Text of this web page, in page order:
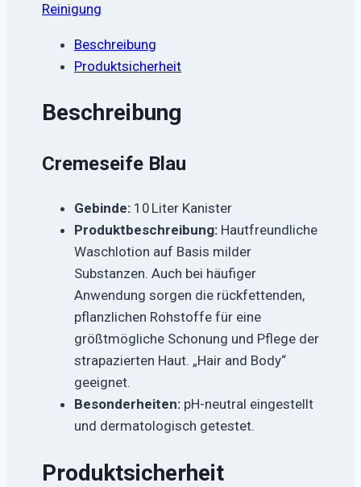
Reinigung
Beschreibung
Produktsicherheit
Beschreibung
Cremeseife Blau
Gebinde: 10 Liter Kanister
Produktbeschreibung: Hautfreundliche
Waschlotion auf Basis milder
Substanzen. Auch bei häufiger
Anwendung sorgen die rückfettenden,
pflanzlichen Rohstoffe für eine
größtmögliche Schonung und Pflege der
strapazierten Haut. „Hair and Body“
geeignet.
Besonderheiten: pH-neutral eingestellt
und dermatologisch getestet.
Produktsicherheit